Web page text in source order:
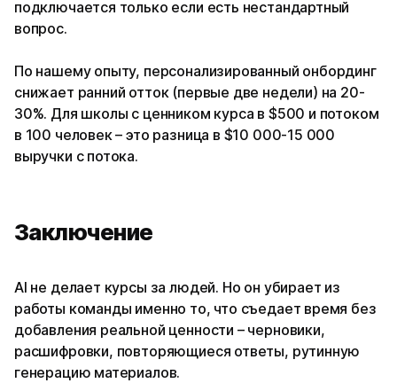
подключается только если есть нестандартный
вопрос.
По нашему опыту, персонализированный онбординг
снижает ранний отток (первые две недели) на 20-
30%. Для школы с ценником курса в $500 и потоком
в 100 человек – это разница в $10 000-15 000
выручки с потока.
Заключение
AI не делает курсы за людей. Но он убирает из
работы команды именно то, что съедает время без
добавления реальной ценности – черновики,
расшифровки, повторяющиеся ответы, рутинную
генерацию материалов.